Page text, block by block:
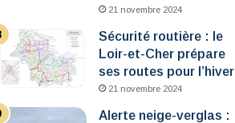
21 novembre 2024
Sécurité routière : le
Loir-et-Cher prépare
ses routes pour l’hiver
21 novembre 2024
Alerte neige-verglas :